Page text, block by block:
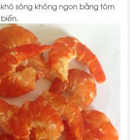
sông không ngon bằng tôm